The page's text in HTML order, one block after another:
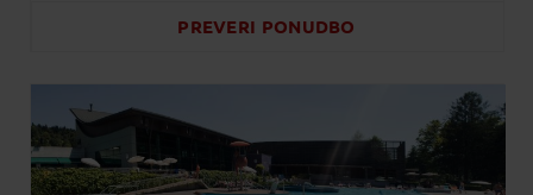
PREVERI PONUDBO